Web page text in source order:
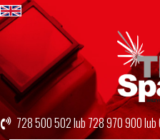
728 500 502lub728 970 900lub